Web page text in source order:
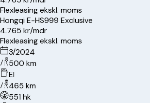
Flexleasing ekskl. moms
HongqiE-HS999 Exclusive
4.765 kr/mdr
Flexleasing ekskl. moms
3/2024
500 km
El
465 km
551 hk